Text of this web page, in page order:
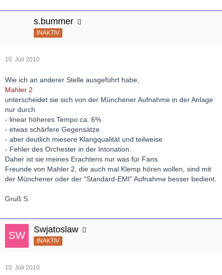
s.bummer
INAKTIV
10. Juli 2010
Wie ich an anderer Stelle ausgeführt habe,
Mahler 2
unterscheidet sie sich von der Münchener Aufnahme in der Anlage
nur durch
- linear höheres Tempo ca. 6%
- etwas schärfere Gegensätze
- aber deutlich miesere Klangqualität und teilweise
- Fehler des Orchester in der Intonation.
Daher ist sie meines Erachtens nur was für Fans.
Freunde von Mahler 2, die auch mal Klemp hören wollen, sind mit
der Münchener oder der "Standard-EMI" Aufnahme besser bedient.
Gruß S.
Swjatoslaw
INAKTIV
10. Juli 2010